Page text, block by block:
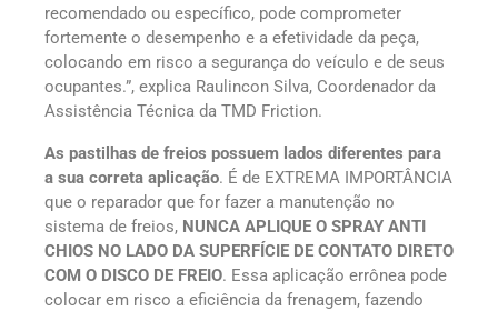
recomendado ou específico, pode comprometer
fortemente o desempenho e a efetividade da peça,
colocando em risco a segurança do veículo e de seus
ocupantes.”, explica Raulincon Silva, Coordenador da
Assistência Técnica da TMD Friction.
As pastilhas de freios possuem lados diferentes para
a sua correta aplicação. É de EXTREMA IMPORTÂNCIA
que o reparador que for fazer a manutenção no
sistema de freios, NUNCA APLIQUE O SPRAY ANTI
CHIOS NO LADO DA SUPERFÍCIE DE CONTATO DIRETO
COM O DISCO DE FREIO. Essa aplicação errônea pode
colocar em risco a eficiência da frenagem, fazendo